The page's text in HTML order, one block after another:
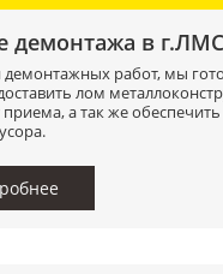
демонтажа в г.ЛМС
демонтажных работ, мы
лом
а так же